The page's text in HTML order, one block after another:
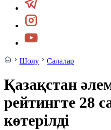
Шолу Салалар
Қазақстан
рейтингте 28
көтерілді